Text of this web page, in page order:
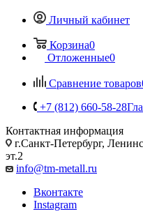
Личный кабинет
Корзина0
Отложенные0
Сравнение товаров
+7 (812) 660-58-28
Контактная информация
г.Санкт-Петербург,
эт.2
info@tm-metall.ru
Вконтакте
Instagram